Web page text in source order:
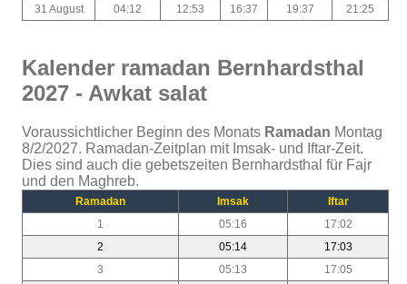
31 August
04:12 12:53 16:37 19:37 21:25
Kalender ramadan Bernhardsthal
2027 - Awkat salat
Voraussichtlicher Beginn des Monats Ramadan Montag
8/2/2027. Ramadan-Zeitplan mit Imsak- und Iftar-Zeit.
Dies sind auch die gebetszeiten Bernhardsthal für Fajr
und den Maghreb.
Ramadan Imsak
Iftar
1
05:16
17:02
2
05:14
17:03
3
05:13
17:05